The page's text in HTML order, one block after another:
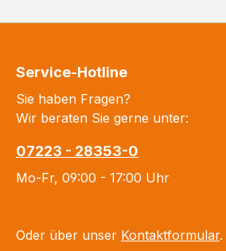
Service-Hotline
Sie haben Fragen?
Wir beraten Sie gerne unter:
07223 - 28353-0
Mo-Fr, 09:00 - 17:00 Uhr
Oder über unser Kontaktformular.